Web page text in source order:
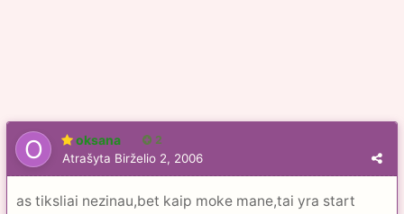
oksana 2
Atrašyta Birželio 2, 2006
as tiksliai nezinau,bet kaip moke mane,tai yra start